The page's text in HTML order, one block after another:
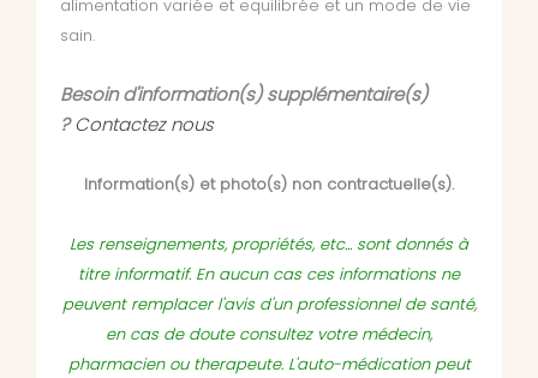
alimentation variée et equilibrée et un mode de vie
sain.
Besoin d'information(s) supplémentaire(s)
?Contactez nous
Information(s) et photo(s) non contractuelle(s).
Les renseignements, propriétés, etc... sont donnés à
titre informatif. En aucun cas ces informations ne
peuvent remplacer l'avis d'un professionnel de santé,
en cas de doute consultez votre médecin,
pharmacien ou therapeute. L'auto-médication peut